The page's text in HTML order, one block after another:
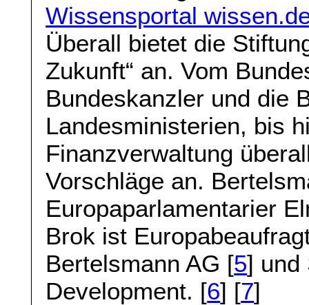
Wissensportal
Überall bietet die
Zukunft“ an. Vom
Bundeskanzler und die
Landesministerien, bis
Finanzverwaltung
Vorschläge an.
Europaparlamentarier
Brok ist
Bertelsmann AG [5] und
Development. [6] [7]